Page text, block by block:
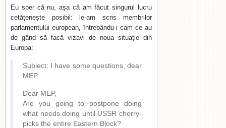
Eu sper că nu, așa că am făcut singurul lucru
cetățenește posibil: le-am scris membrilor
parlamentului european, întrebându-i cam ce au
de gând să facă vizavi de noua situație din
Europa:
Subiect: I have some questions, dear
MEP
Dear MEP,
Are you going to postpone doing
what needs doing until USSR cherry-
picks the entire Eastern Block?